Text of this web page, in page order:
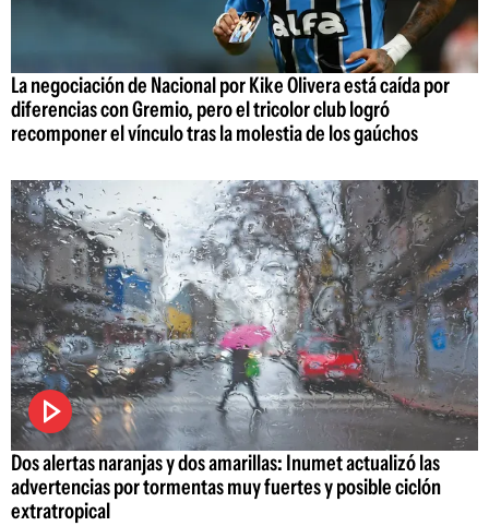
La negociación de Nacional por Kike Olivera está caída por
diferencias con Gremio, pero el tricolor club logró
recomponer el vínculo tras la molestia de los gaúchos
Dos alertas naranjas y dos amarillas: Inumet actualizó las
advertencias por tormentas muy fuertes y posible ciclón
extratropical